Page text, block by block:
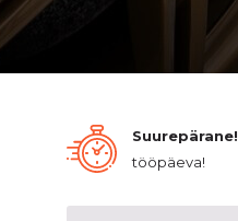
Suurepärane!
tööpäeva!